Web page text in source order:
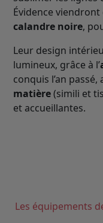
Évidence viendront
calandre noire,
Leur design
lumineux, grâce à l’
conquis l’an passé,
matière(simili et
et accueillantes.
Les équipements